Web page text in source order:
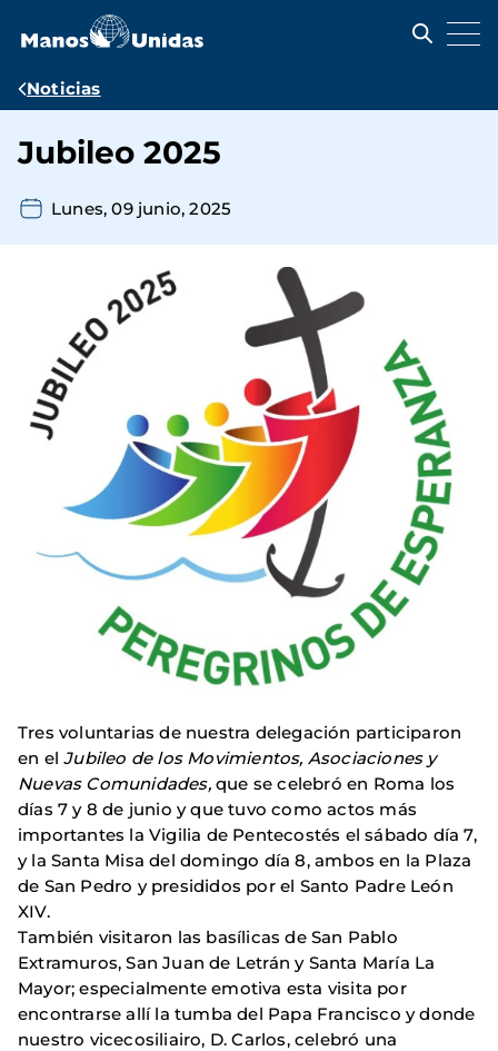
contenido
Ruta
navegación
Noticias
Jubileo 2025
Lunes, 09 junio, 2025
Tres voluntarias de nuestra delegación participaron
en elJubileo de los Movimientos, Asociaciones y
Nuevas Comunidades, que se celebró en Roma los
días 7 y 8 de junio y que tuvo como actos más
importantes la Vigilia de Pentecostés el sábado día 7,
y la Santa Misa del domingo día 8, ambos en la Plaza
de San Pedro y presididos por el Santo Padre León
XIV.
También visitaron las basílicas de San Pablo
Extramuros, San Juan de Letrán y Santa María La
Mayor; especialmente emotiva esta visita por
encontrarse allí la tumba del Papa Francisco y donde
nuestro vicecosiliairo, D. Carlos, celebró una